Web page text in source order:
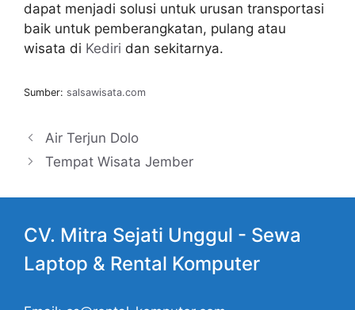
dapat menjadi solusi untuk urusan transportasi
baik untuk pemberangkatan, pulang atau
wisata di Kediri dan sekitarnya.
Sumber: salsawisata.com
Air Terjun Dolo
Tempat Wisata Jember
CV. Mitra Sejati Unggul - Sewa
Laptop & Rental Komputer